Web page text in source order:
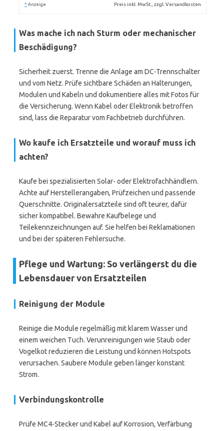
* Anzeige Preis inkl. MwSt., zzgl. Versandkosten
Was mache ich nach Sturm oder mechanischer
Beschädigung?
Sicherheit zuerst. Trenne die Anlage am DC-Trennschalter
und vom Netz. Prüfe sichtbare Schäden an Halterungen,
Modulen und Kabeln und dokumentiere alles mit Fotos für
die Versicherung. Wenn Kabel oder Elektronik betroffen
sind, lass die Reparatur vom Fachbetrieb durchführen.
Wo kaufe ich Ersatzteile und worauf muss ich
achten?
Kaufe bei spezialisierten Solar- oder Elektrofachhändlern.
Achte auf Herstellerangaben, Prüfzeichen und passende
Querschnitte. Originalersatzteile sind oft teurer, dafür
sicher kompatibel. Bewahre Kaufbelege und
Teilekennzeichnungen auf. Sie helfen bei Reklamationen
und bei der späteren Fehlersuche.
Pflege und Wartung: So verlängerst du die
Lebensdauer von Ersatzteilen
Reinigung der Module
Reinige die Module regelmäßig mit klarem Wasser und
einem weichen Tuch. Verunreinigungen wie Staub oder
Vogelkot reduzieren die Leistung und können Hotspots
verursachen. Saubere Module geben länger konstant
Strom.
Verbindungskontrolle
Prüfe MC4-Stecker und Kabel auf Korrosion, Verfärbung